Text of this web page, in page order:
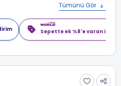
Tümünü Gör
Sepette ek %8'e varan